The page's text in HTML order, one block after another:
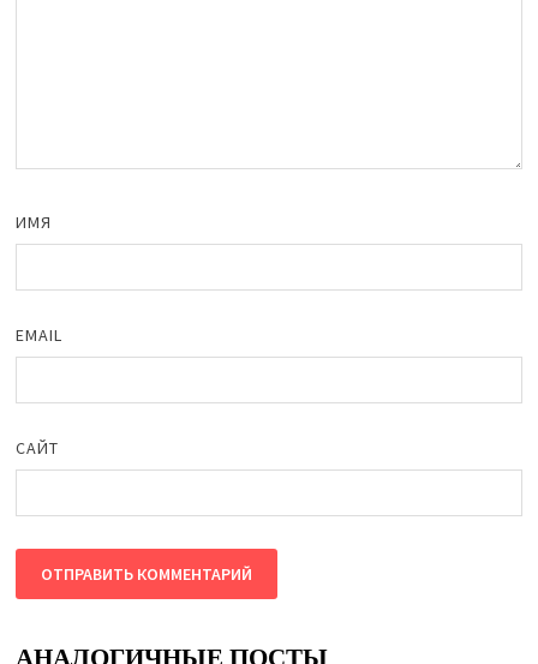
ИМЯ
EMAIL
САЙТ
АНАЛОГИЧНЫЕ ПОСТЫ